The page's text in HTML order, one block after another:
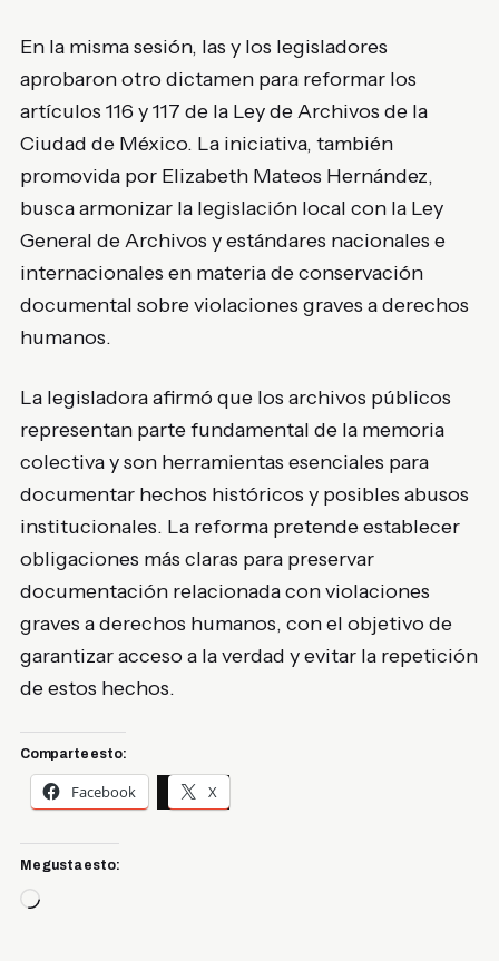
En la misma sesión, las y los legisladores
aprobaron otro dictamen para reformar los
artículos 116 y 117 de la Ley de Archivos de la
Ciudad de México. La iniciativa, también
promovida por Elizabeth Mateos Hernández,
busca armonizar la legislación local con la Ley
General de Archivos y estándares nacionales e
internacionales en materia de conservación
documental sobre violaciones graves a derechos
humanos.
La legisladora afirmó que los archivos públicos
representan parte fundamental de la memoria
colectiva y son herramientas esenciales para
documentar hechos históricos y posibles abusos
institucionales. La reforma pretende establecer
obligaciones más claras para preservar
documentación relacionada con violaciones
graves a derechos humanos, con el objetivo de
garantizar acceso a la verdad y evitar la repetición
de estos hechos.
Comparte esto:
Facebook X
Me gusta esto:
Cargando...